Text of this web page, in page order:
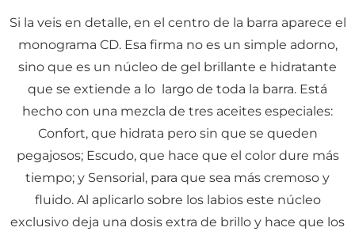
Si la veis en detalle, en el centro de la barra aparece el
monograma CD. Esa firma no es un simple adorno,
sino que es un núcleo de gel brillante e hidratante
que se extiende a lo largo de toda la barra. Está
hecho con una mezcla de tres aceites especiales:
Confort, que hidrata pero sin que se queden
pegajosos; Escudo, que hace que el color dure más
tiempo; y Sensorial, para que sea más cremoso y
fluido. Al aplicarlo sobre los labios este núcleo
exclusivo deja una dosis extra de brillo y hace que los